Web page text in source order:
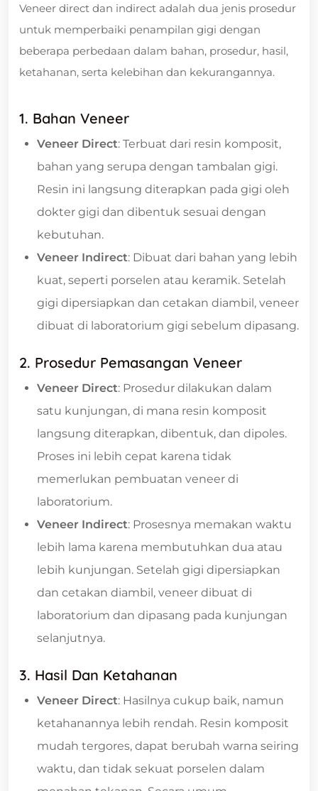
Veneer direct dan indirect adalah dua jenis prosedur
untuk memperbaiki penampilan gigi dengan
beberapa perbedaan dalam bahan, prosedur, hasil,
ketahanan, serta kelebihan dan kekurangannya.
1. Bahan Veneer
Veneer Direct: Terbuat dari resin komposit,
bahan yang serupa dengan tambalan gigi.
Resin ini langsung diterapkan pada gigi oleh
dokter gigi dan dibentuk sesuai dengan
kebutuhan.
Veneer Indirect: Dibuat dari bahan yang lebih
kuat, seperti porselen atau keramik. Setelah
gigi dipersiapkan dan cetakan diambil, veneer
dibuat di laboratorium gigi sebelum dipasang.
2. Prosedur Pemasangan Veneer
Veneer Direct: Prosedur dilakukan dalam
satu kunjungan, di mana resin komposit
langsung diterapkan, dibentuk, dan dipoles.
Proses ini lebih cepat karena tidak
memerlukan pembuatan veneer di
laboratorium.
Veneer Indirect: Prosesnya memakan waktu
lebih lama karena membutuhkan dua atau
lebih kunjungan. Setelah gigi dipersiapkan
dan cetakan diambil, veneer dibuat di
laboratorium dan dipasang pada kunjungan
selanjutnya.
3. Hasil Dan Ketahanan
Veneer Direct: Hasilnya cukup baik, namun
ketahanannya lebih rendah. Resin komposit
mudah tergores, dapat berubah warna seiring
waktu, dan tidak sekuat porselen dalam